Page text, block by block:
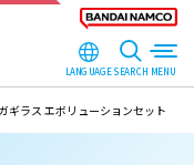
LANGUAGESEARCH
ギラス エボリューションセット